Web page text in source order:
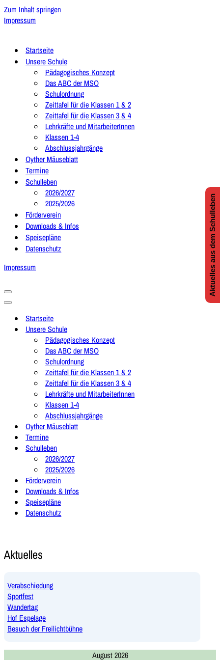
Zum Inhalt springen
Impressum
Startseite
Unsere Schule
Pädagogisches Konzept
Das ABC der MSO
Schulordnung
Zeittafel für die Klassen 1 & 2
Zeittafel für die Klassen 3 & 4
Lehrkräfte und MitarbeiterInnen
Klassen 1-4
Abschlussjahrgänge
Oyther Mäuseblatt
Termine
Schulleben
2026/2027
2025/2026
Förderverein
Downloads & Infos
Speisepläne
Datenschutz
Impressum
Navigationsmenü
Navigationsmenü
Startseite
Unsere Schule
Pädagogisches Konzept
Das ABC der MSO
Schulordnung
Zeittafel für die Klassen 1 & 2
Zeittafel für die Klassen 3 & 4
Lehrkräfte und MitarbeiterInnen
Klassen 1-4
Abschlussjahrgänge
Oyther Mäuseblatt
Termine
Schulleben
2026/2027
2025/2026
Förderverein
Downloads & Infos
Speisepläne
Datenschutz
Aktuelles
Verabschiedung
Sportfest
Wandertag
Hof Espelage
Besuch der Freilichtbühne
August 2026
Aktuelles aus dem Schulleben